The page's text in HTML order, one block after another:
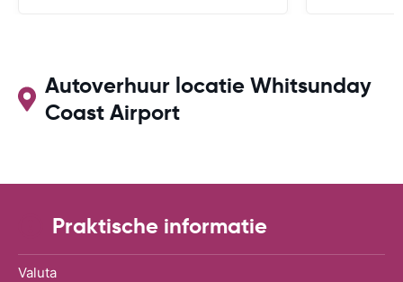
Autoverhuur locatie Whitsunday
Coast Airport
Praktische informatie
Valuta